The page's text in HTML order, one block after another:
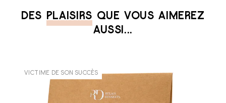
DES PLAISIRS QUE VOUS AIMEREZ
AUSSI...
VICTIME DE SON SUCCÈS